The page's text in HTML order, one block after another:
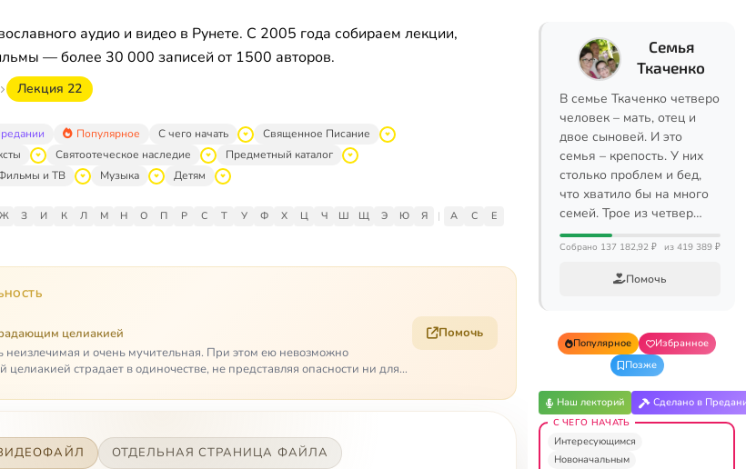
аудио и видео в Рунете. С 2005 года собираем лекции,
— более 30 000 записей от 1500 авторов.
Лекция 22
Популярное С чего начать
Священное Писание
Святоотеческое наследие
Предметный каталог
и ТВ Музыка Детям
Ж З И К Л М Н О П Р С Т У Ф Х Ц Ч Ш Щ Э Ю Я | A C
E
целиакией
неизлечимая и очень мучительная. При этом ею невозможно
целиакией страдает в одиночестве, не представляя опасности ни для
Помочь
ОТДЕЛЬНАЯ СТРАНИЦА ФАЙЛА
Семья
Ткаченко
В семье Ткаченко четверо
человек – мать, отец и
двое сыновей. И это
семья – крепость. У них
столько проблем и бед,
что хватило бы на много
семей. Трое из четвер…
Собрано 137 182,92 ₽ из 419 389 ₽
Помочь
Популярное
Избранное
Позже
Наш лекторий Сделано в
С ЧЕГО НАЧАТЬ
Интересующимся
Новоначальным